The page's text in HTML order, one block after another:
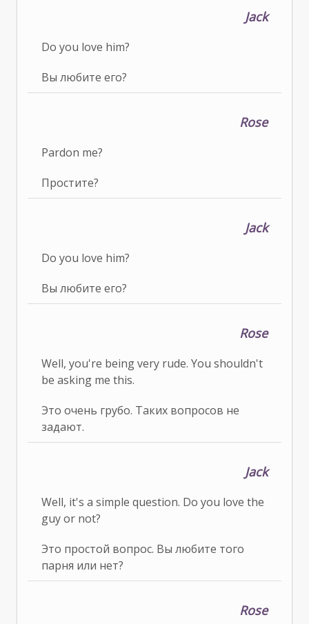
Jack
Do you love him?
Вы любите его?
Rose
Pardon me?
Простите?
Jack
Do you love him?
Вы любите его?
Rose
Well, you're being very rude. You shouldn't
be asking me this.
Это очень грубо. Таких вопросов не
задают.
Jack
Well, it's a simple question. Do you love the
guy or not?
Это простой вопрос. Вы любите того
парня или нет?
Rose